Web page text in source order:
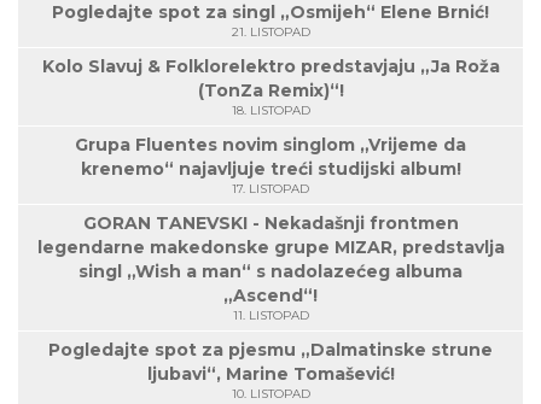
Pogledajte spot za singl „Osmijeh“ Elene Brnić!
21. LISTOPAD
Kolo Slavuj & Folklorelektro predstavjaju „Ja Roža
(TonZa Remix)“!
18. LISTOPAD
Grupa Fluentes novim singlom „Vrijeme da
krenemo“ najavljuje treći studijski album!
17. LISTOPAD
GORAN TANEVSKI - Nekadašnji frontmen
legendarne makedonske grupe MIZAR, predstavlja
singl „Wish a man“ s nadolazećeg albuma
„Ascend“!
11. LISTOPAD
Pogledajte spot za pjesmu „Dalmatinske strune
ljubavi“, Marine Tomašević!
10. LISTOPAD